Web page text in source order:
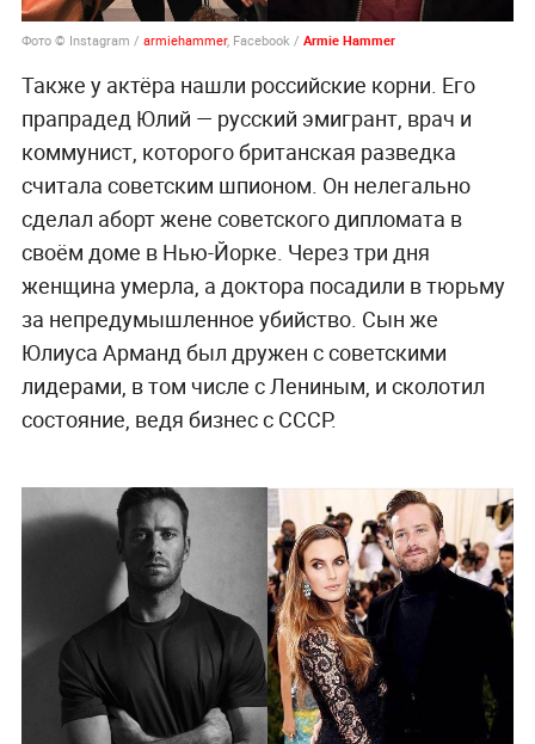
Фото © Instagram / armiehammer, Facebook / Armie Hammer
Также у актёра нашли российские корни. Его
прапрадед Юлий — русский эмигрант, врач и
коммунист, которого британская разведка
считала советским шпионом. Он нелегально
сделал аборт жене советского дипломата в
своём доме в Нью-Йорке. Через три дня
женщина умерла, а доктора посадили в тюрьму
за непредумышленное убийство. Сын же
Юлиуса Арманд был дружен с советскими
лидерами, в том числе с Лениным, и сколотил
состояние, ведя бизнес с СССР.